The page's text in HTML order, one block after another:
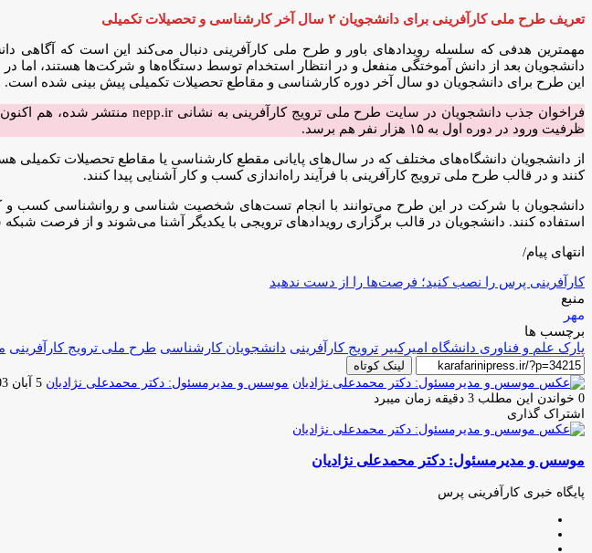
تعریف طرح ملی کارآفرینی برای دانشجویان ۲ سال آخر کارشناسی و تحصیلات تکمیلی
مهمترین هدفی که سلسله رویدادهای باور و طرح ملی کارآفرینی دنبال می‌کند این است که
دانشجویان بعد از دانش آموختگی منفعل و در انتظار استخدام توسط دستگاه‌ها و شرکت‌ها هستند، اما
این طرح برای دانشجویان دو سال آخر دوره کارشناسی و مقاطع تحصیلات تکمیلی پیش بینی شده است.
ظرفیت ورود در دوره اول به ۱۵ هزار نفر هم برسد.
از دانشجویان دانشگاه‌های مختلف که در سال‌های پایانی مقطع کارشناسی یا مقاطع تحصیلات تکمیلی
کنند و در قالب طرح ملی ترویج کارآفرینی با فرآیند راه‌اندازی کسب و کار آشنایی پیدا کنند.
دانشجویان با شرکت در این طرح می‌توانند با انجام تست‌های شخصیت شناسی و روانشناسی کسب و کار
استفاده کنند. دانشجویان در قالب برگزاری رویدادهای ترویجی با یکدیگر آشنا می‌شوند و از فرصت
انتهای پیام/
کارآفرینی پرس را نصب کنید؛ فرصت‌ها را از دست ندهید
منبع
مهر
برچسب ها
پارک علم و فناوری دانشگاه امیرکبیر ترویج کارآفرینی دانشجویان کارشناسی طرح ملی ترویج کارآفرینی
لینک کوتاه
موسس و مدیرمسئول: دکتر محمدعلی نژادیان ارسال
5 آبان 1403 17:32
0 خواندن این مطلب 3 دقیقه زمان میبرد
اشتراک گذاری
فیس
توئیتر
لینکدین
واتس
تلگرام
اشتراک
از
ایمیل
چاپ
موسس و مدیرمسئول: دکتر محمدعلی نژادیان
پایگاه خبری کارآفرینی پرس